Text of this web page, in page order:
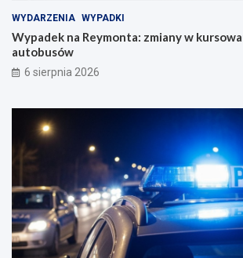
WYDARZENIA WYPADKI
Wypadek na Reymonta: zmiany w
autobusów
6 sierpnia 2026